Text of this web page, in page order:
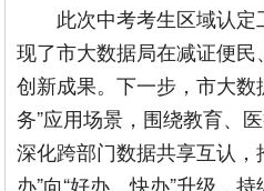
此次中考考生区域认
现了市大数据局在减证便
创新成果。下一步，市大数
务”应用场景，围绕教育、
深化跨部门数据共享互认，
办”向“好办、快办”升级，